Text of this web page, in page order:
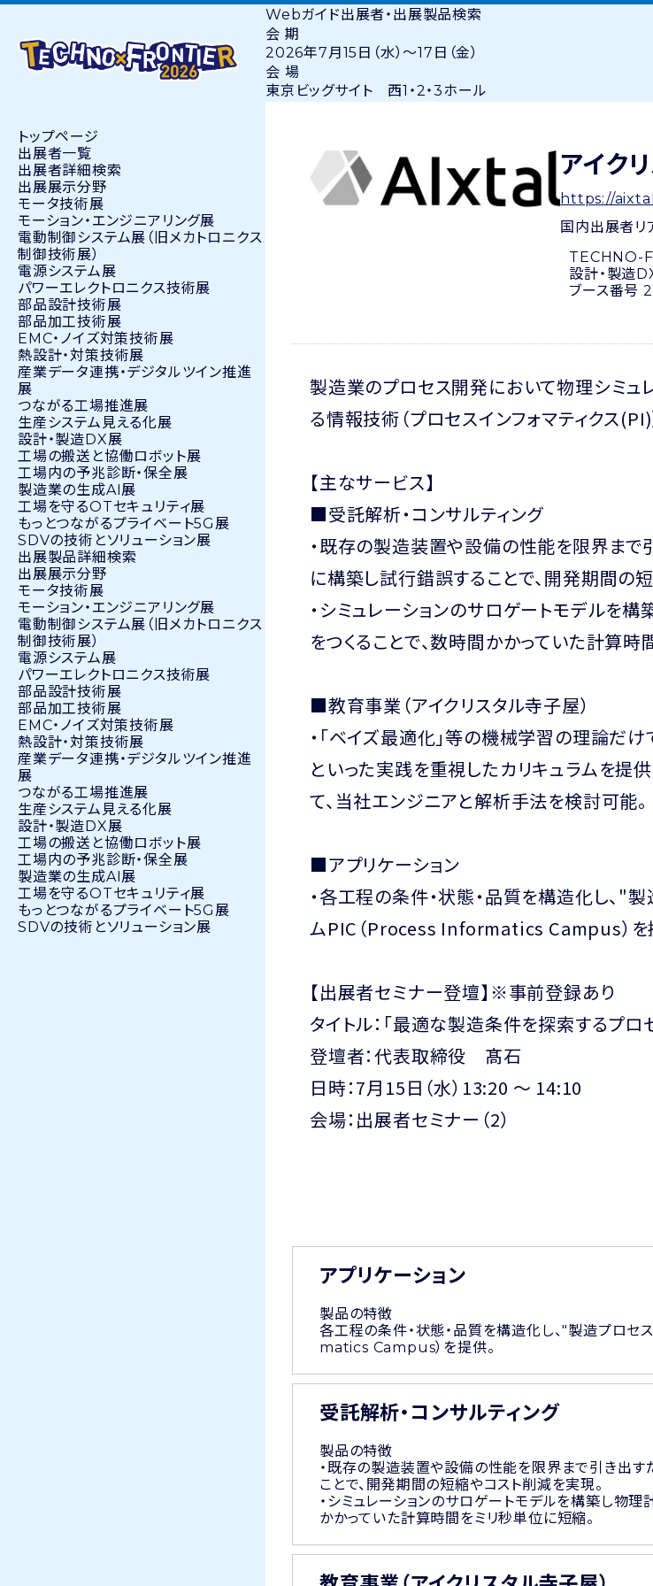
Webガイド出展者・出展製品検索
会 期
2026年7月15日（水）〜17日（金）
会 場
東京ビッグサイト 西1・2・3ホール
アイク
https://
国内出展者リ
TECHNO-
設計・製造
ブース番号
製造業のプロセス開発において物理シミュ
る情報技術（プロセスインフォマティクス(PI)
【主なサービス】
■受託解析・コンサルティング
・既存の製造装置や設備の性能を限界ま
に構築し試行錯誤することで、開発期間の
・シミュレーションのサロゲートモデルを
をつくることで、数時間かかっていた計算時
■教育事業（アイクリスタル寺子屋）
・「ベイズ最適化」等の機械学習の理論だ
といった実践を重視したカリキュラムを提
て、当社エンジニアと解析手法を検討可能。
■アプリケーション
・各工程の条件・状態・品質を構造化し、"
ムPIC（Process Informatics Campus）を
【出展者セミナー登壇】※事前登録あり
タイトル：「最適な製造条件を探索するプロ
登壇者：代表取締役 髙石
日時：7月15日（水）13:20 ～ 14:10
会場：出展者セミナー（2）
アプリケーション
製品の特徴
各工程の条件・状態・品質を構造化し、"製造プロ
matics Campus）を提供。
受託解析・コンサルティング
製品の特徴
・既存の製造装置や設備の性能を限界まで引き出
ことで、開発期間の短縮やコスト削減を実現。
・シミュレーションのサロゲートモデルを構築し物
かかっていた計算時間をミリ秒単位に短縮。
トップページ
出展者⼀覧
出展者詳細検索
出展展示分野
モータ技術展
モーション・エンジニアリング展
電動制御システム展（旧メカトロニクス
制御技術展）
電源システム展
パワーエレクトロニクス技術展
部品設計技術展
部品加工技術展
EMC・ノイズ対策技術展
熱設計・対策技術展
産業データ連携・デジタルツイン推進
展
つながる工場推進展
生産システム見える化展
設計・製造DX展
工場の搬送と協働ロボット展
工場内の予兆診断・保全展
製造業の生成AI展
工場を守るOTセキュリティ展
もっとつながるプライベート5G展
SDVの技術とソリューション展
出展製品詳細検索
出展展示分野
モータ技術展
モーション・エンジニアリング展
電動制御システム展（旧メカトロニクス
制御技術展）
電源システム展
パワーエレクトロニクス技術展
部品設計技術展
部品加工技術展
EMC・ノイズ対策技術展
熱設計・対策技術展
産業データ連携・デジタルツイン推進
展
つながる工場推進展
生産システム見える化展
設計・製造DX展
工場の搬送と協働ロボット展
工場内の予兆診断・保全展
製造業の生成AI展
工場を守るOTセキュリティ展
もっとつながるプライベート5G展
SDVの技術とソリューション展